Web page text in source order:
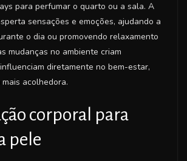
para perfumar o quarto ou a sala. A
sensações e emoções, ajudando a
o dia ou promovendo relaxamento
mudanças no ambiente criam
diretamente no bem-estar,
acolhedora.
corporal para
pele